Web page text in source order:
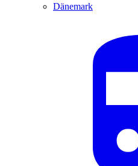
Dänemark